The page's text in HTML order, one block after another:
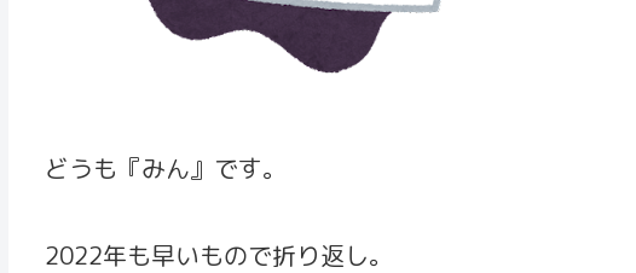
どうも『みん』です。
2022年も早いもので折り返し。